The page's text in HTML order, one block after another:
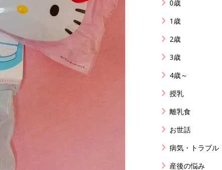
0歳
1歳
2歳
3歳
4歳～
授乳
離乳食
お世話
病気・トラブル
産後の悩み